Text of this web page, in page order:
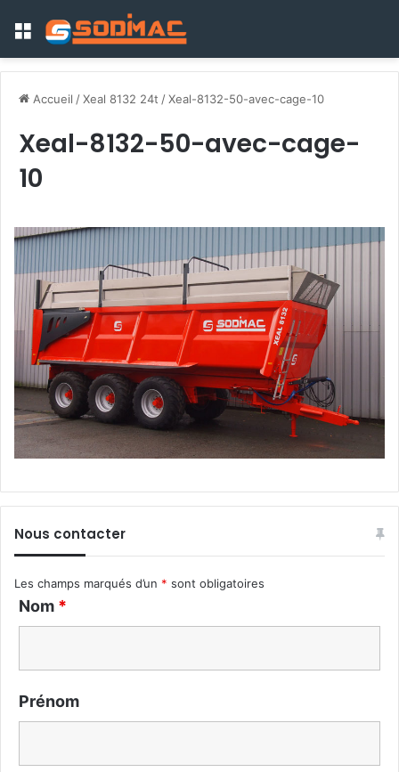
Menu
Accueil /Xeal 8132 24t /Xeal-8132-50-avec-cage-10
Xeal-8132-50-avec-cage-
10
Nous contacter
Les champs marqués d’un * sont obligatoires
Nom *
Prénom